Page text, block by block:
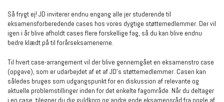
Så frygt ej! JD inviterer endnu engang alle jer studerende til
eksamensforberedende cases hos vores dygtige støttemedlemmer. Der vil
igen i år blive afholdt cases flere forskellige fag, så du kan blive endnu
bedre klædt på til forårseksamenerne.
Til hvert case-arrangement vil der blive gennemgået en eksamenstro case
(opgave), som er udarbejdet af et af JD’s støttemedlemmer. Casen kan
således bruges som udgangspunkt for en diskussion af relevante og
aktuelle problemstillinger inden for det enkelte fagområde. Når du deltager
i en case, tilegner du dig guldkorn og andre gode eksamensråd fra nogle af